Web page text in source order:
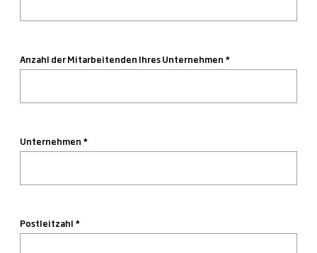
Anzahl der Mitarbeitenden Ihres Unternehmen
Unternehmen
Postleitzahl